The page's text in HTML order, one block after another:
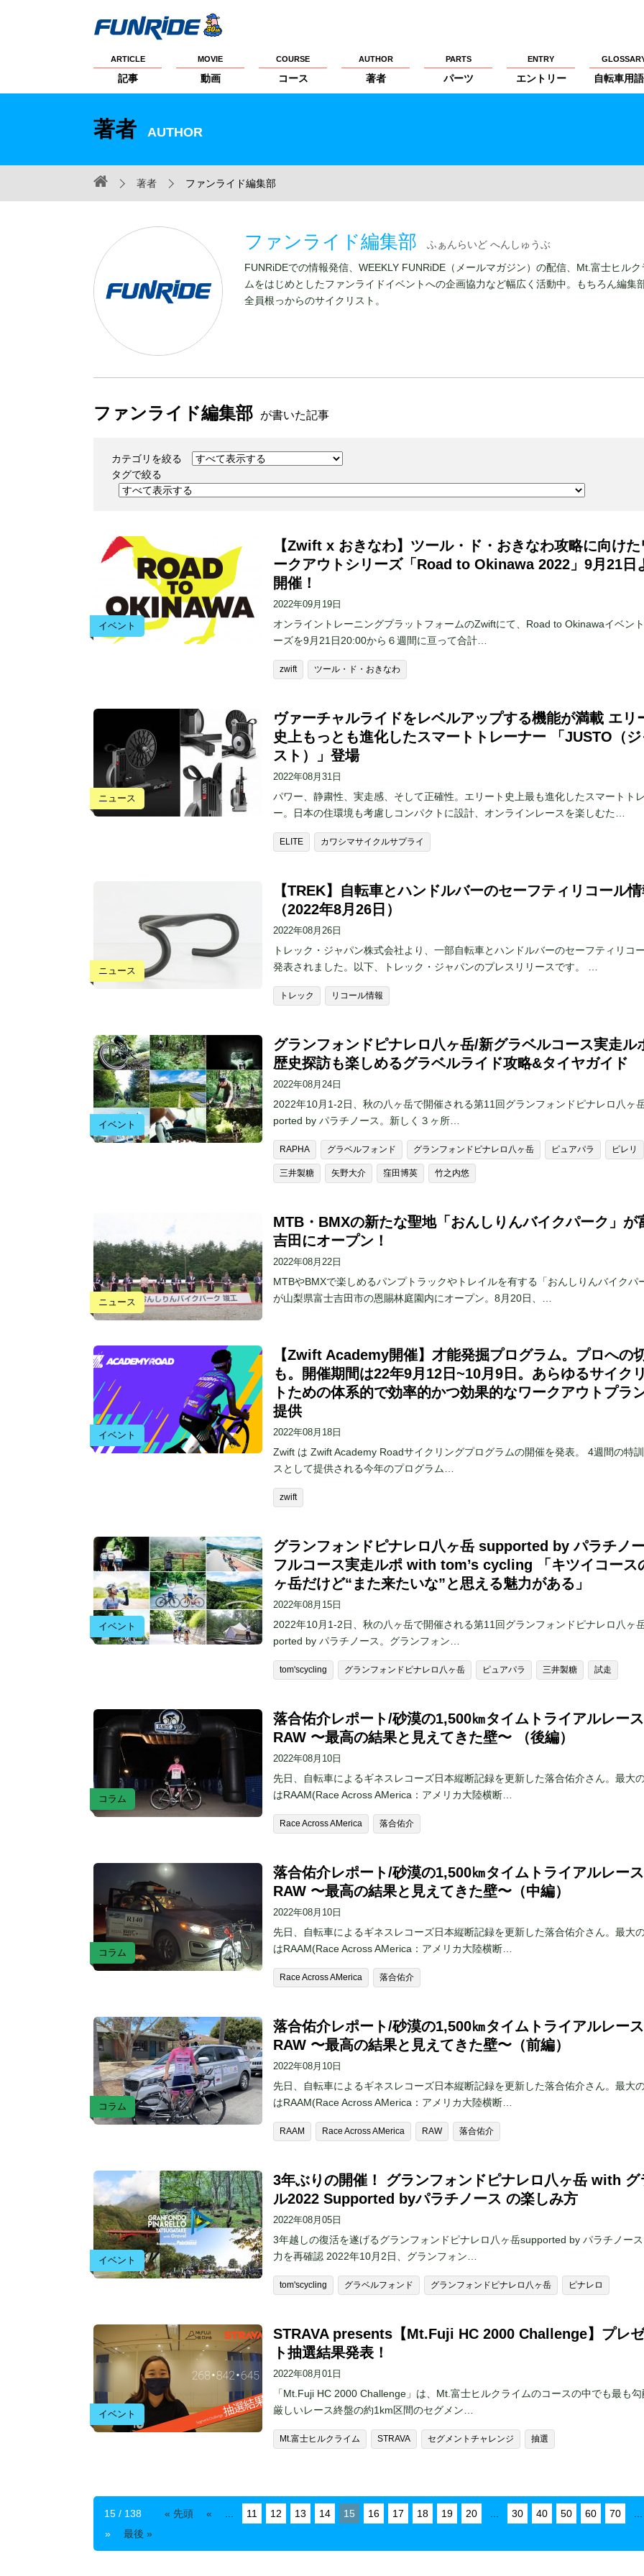
ARTICLE
記事
MOVIE
動画
COURSE
コース
AUTHOR
著者
PARTS
パーツ
ENTRY
エントリー 自転車用
著者 AUTHOR
著者 ファンライド編集部
ファンライド編集部
ふぁんらいど へんしゅうぶ
FUNRiDEでの情報発信、WEEKLY FUNRiDE（メールマガジン）の配信、Mt.富士ヒルク
ムをはじめとしたファンライドイベントへの企画協力など幅広く活動中。もちろん編集
全員根っからのサイクリスト。
ファンライド編集部 が書いた記事
カテゴリを絞る
タグで絞る
イベント
【Zwift x おきなわ】ツール・ド・おきなわ攻略に向けた
ークアウトシリーズ「Road to Okinawa 2022」9月21日
開催！
2022年09月19日
オンライントレーニングプラットフォームのZwiftにて、Road to Okinawaイベン
ーズを9月21日20:00から６週間に亘って合計…
zwift ツール・ド・おきなわ
ニュース
ヴァーチャルライドをレベルアップする機能が満載 エリ
史上もっとも進化したスマートトレーナー 「JUSTO（ジ
スト）」登場
2022年08月31日
パワー、静粛性、実走感、そして正確性。エリート史上最も進化したスマートト
ー。日本の住環境も考慮しコンパクトに設計、オンラインレースを楽しむた…
ELITE カワシマサイクルサプライ
ニュース
【TREK】自転車とハンドルバーのセーフティリコール
（2022年8月26日）
2022年08月26日
トレック・ジャパン株式会社より、一部自転車とハンドルバーのセーフティリコ
発表されました。以下、トレック・ジャパンのプレスリリースです。 …
トレック リコール情報
イベント
グランフォンドピナレロ八ヶ岳/新グラベルコース実走ル
歴史探訪も楽しめるグラベルライド攻略&タイヤガイド
2022年08月24日
2022年10月1-2日、秋の八ヶ岳で開催される第11回グランフォンドピナレロ八ヶ
ported by パラチノース。新しく３ヶ所…
RAPHA グラベルフォンド グランフォンドピナレロ八ヶ岳 ピュアパラ ピレリ
三井製糖 矢野大介 窪田博英 竹之内悠
ニュース
MTB・BMXの新たな聖地「おんしりんバイクパーク」が
吉田にオープン！
2022年08月22日
MTBやBMXで楽しめるパンプトラックやトレイルを有する「おんしりんバイクパ
が山梨県富士吉田市の恩賜林庭園内にオープン。8月20日、…
イベント
【Zwift Academy開催】才能発掘プログラム。プロへの
も。開催期間は22年9月12日~10月9日。あらゆるサイク
トための体系的で効率的かつ効果的なワークアウトプラ
提供
2022年08月18日
Zwift は Zwift Academy Roadサイクリングプログラムの開催を発表。 4週間の特
スとして提供される今年のプログラム…
zwift
イベント
グランフォンドピナレロ八ヶ岳 supported by パラチノ
フルコース実走ルポ with tom’s cycling 「キツイコース
ヶ岳だけど“また来たいな”と思える魅力がある」
2022年08月15日
2022年10月1-2日、秋の八ヶ岳で開催される第11回グランフォンドピナレロ八ヶ
ported by パラチノース。グランフォン…
tom'scycling グランフォンドピナレロ八ヶ岳 ピュアパラ 三井製糖 試走
コラム
落合佑介レポート/砂漠の1,500㎞タイムトライアルレース
RAW 〜最高の結果と見えてきた壁〜 （後編）
2022年08月10日
先日、自転車によるギネスレコーズ日本縦断記録を更新した落合佑介さん。最大
はRAAM(Race Across AMerica：アメリカ大陸横断…
Race Across AMerica 落合佑介
コラム
落合佑介レポート/砂漠の1,500㎞タイムトライアルレース
RAW 〜最高の結果と見えてきた壁〜（中編）
2022年08月10日
先日、自転車によるギネスレコーズ日本縦断記録を更新した落合佑介さん。最大
はRAAM(Race Across AMerica：アメリカ大陸横断…
Race Across AMerica 落合佑介
コラム
落合佑介レポート/砂漠の1,500㎞タイムトライアルレース
RAW 〜最高の結果と見えてきた壁〜（前編）
2022年08月10日
先日、自転車によるギネスレコーズ日本縦断記録を更新した落合佑介さん。最大
はRAAM(Race Across AMerica：アメリカ大陸横断…
RAAM Race Across AMerica RAW 落合佑介
イベント
3年ぶりの開催！ グランフォンドピナレロ八ヶ岳 with グ
ル2022 Supported byパラチノース の楽しみ方
2022年08月05日
3年越しの復活を遂げるグランフォンドピナレロ八ヶ岳supported by パラチノー
力を再確認 2022年10月2日、グランフォン…
tom'scycling グラベルフォンド グランフォンドピナレロ八ヶ岳 ピナレロ
イベント
STRAVA presents【Mt.Fuji HC 2000 Challenge】プレ
ト抽選結果発表！
2022年08月01日
「Mt.Fuji HC 2000 Challenge」は、Mt.富士ヒルクライムのコースの中でも最も
厳しいレース終盤の約1km区間のセグメン…
Mt.富士ヒルクライム STRAVA セグメントチャレンジ 抽選
15 / 138 « 先頭 « 11 12 13 14 15 16 17 18 19 20 30 40 50 60 70
»
最後 »